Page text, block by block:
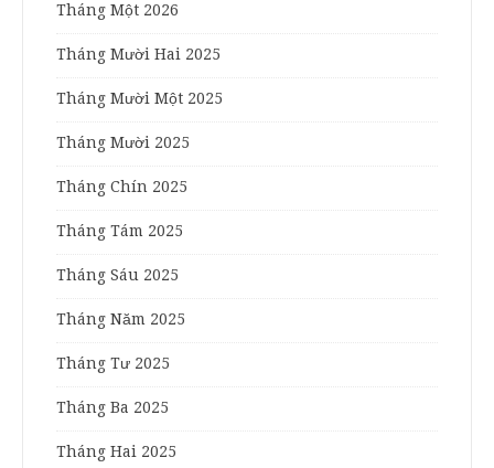
Tháng Một 2026
Tháng Mười Hai 2025
Tháng Mười Một 2025
Tháng Mười 2025
Tháng Chín 2025
Tháng Tám 2025
Tháng Sáu 2025
Tháng Năm 2025
Tháng Tư 2025
Tháng Ba 2025
Tháng Hai 2025